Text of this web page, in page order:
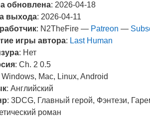
обновлена: 2026-04-18
выхода: 2026-04-11
: N2TheFire — Patreon —
игры автора: Last Human
: Нет
: Ch. 2 0.5
Windows, Mac, Linux, Android
: Английский
: 3DCG, Главный герой, Фэнтези,
роман